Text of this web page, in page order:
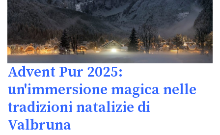
Advent Pur 2025:
un'immersione magica nelle
tradizioni natalizie di
Valbruna